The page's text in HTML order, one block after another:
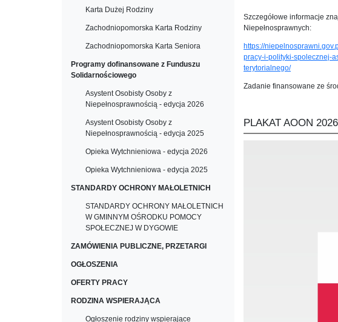
Karta Dużej Rodziny
Zachodniopomorska Karta Rodziny
Zachodniopomorska Karta Seniora
Programy dofinansowane z Funduszu
Solidarnościowego
Asystent Osobisty Osoby z
Niepełnosprawnością - edycja 2026
Asystent Osobisty Osoby z
Niepełnosprawnością - edycja 2025
Opieka Wytchnieniowa - edycja 2026
Opieka Wytchnieniowa - edycja 2025
STANDARDY OCHRONY MAŁOLETNICH
STANDARDY OCHRONY MAŁOLETNICH
W GMINNYM OŚRODKU POMOCY
SPOŁECZNEJ W DYGOWIE
ZAMÓWIENIA PUBLICZNE, PRZETARGI
OGŁOSZENIA
OFERTY PRACY
RODZINA WSPIERAJĄCA
Ogłoszenie rodziny wspierające
Szczegółowe informacje
Niepełnosprawnych:
https://
pracy-i-polityki-spolecznej-
terytorialnego/
Zadanie finansowane ze
PLAKAT AOON 2026